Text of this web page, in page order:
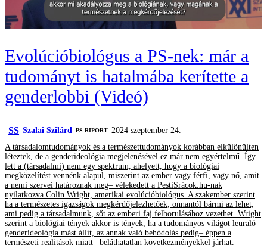
Evolúcióbiológus a PS-nek: már a
tudományt is hatalmába kerítette a
genderlobbi (Videó)
SS Szalai Szilárd ‎PS RIPORT
2024 szeptember 24.
A társadalomtudományok és a természettudományok korábban elkülönülten
léteztek, de a genderideológia megjelenésével ez már nem egyértelmű. Így
lett a (társadalmi) nem egy spektrum, ahelyett, hogy a biológiai
megközelítést vennénk alapul, miszerint az ember vagy férfi, vagy nő, amit
a nemi szervei határoznak meg– vélekedett a PestiSrácok.hu-nak
nyilatkozva Colin Wright, amerikai evolúcióbiológus. A szakember szerint
ha a természetes igazságok megkérdőjelezhetőek, onnantól bármi az lehet,
ami pedig a társadalmunk, sőt az emberi faj felborulásához vezethet. Wright
szerint a biológiai tények akkor is tények, ha a tudományos világot leuraló
genderideológia mást állít, az annak való behódolás pedig– éppen a
természeti realitások miatt– beláthatatlan következményekkel járhat.